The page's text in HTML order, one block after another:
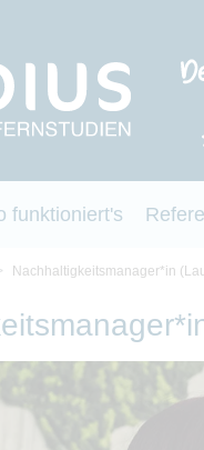
funktioniert's
Nachhaltigkeitsmanager*in